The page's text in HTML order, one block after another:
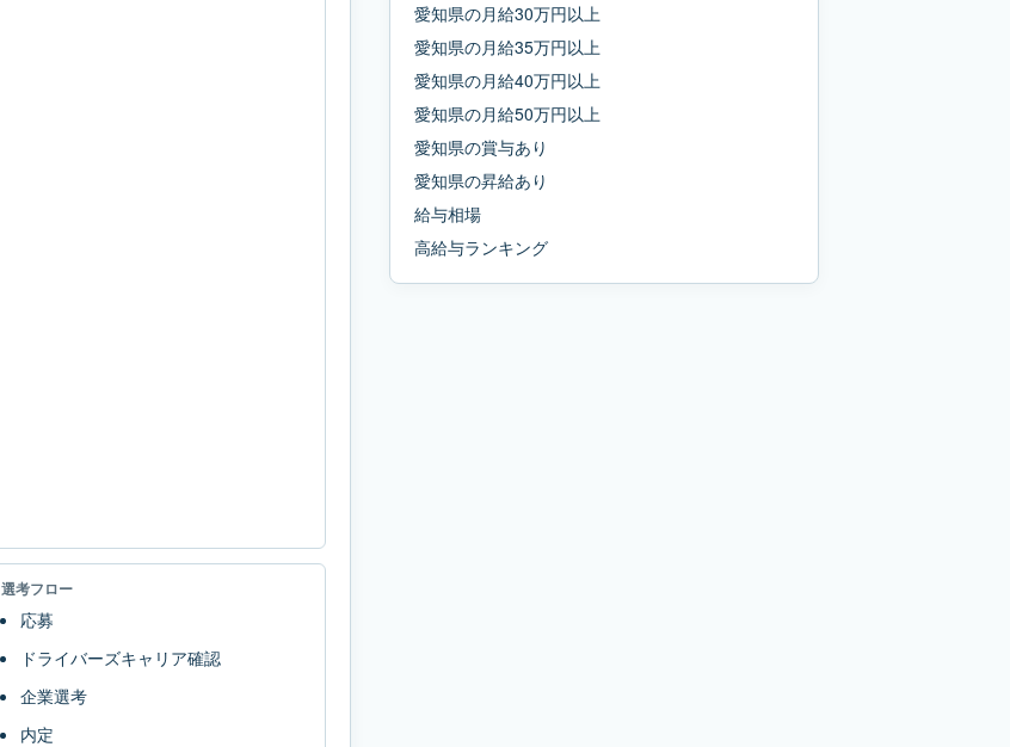
選考フロー
応募
ドライバーズキャリア確認
企業選考
内定
愛知県の月給30万円以上
愛知県の月給35万円以上
愛知県の月給40万円以上
愛知県の月給50万円以上
愛知県の賞与あり
愛知県の昇給あり
給与相場
高給与ランキング